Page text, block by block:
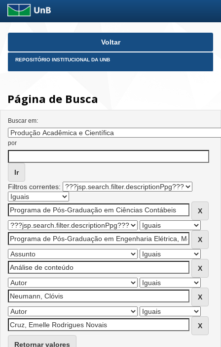
Skip
Voltar
REPOSITÓRIO INSTITUCIONAL DA UNB
Página de Busca
Buscar em:
por
Filtros correntes:
Retornar valores